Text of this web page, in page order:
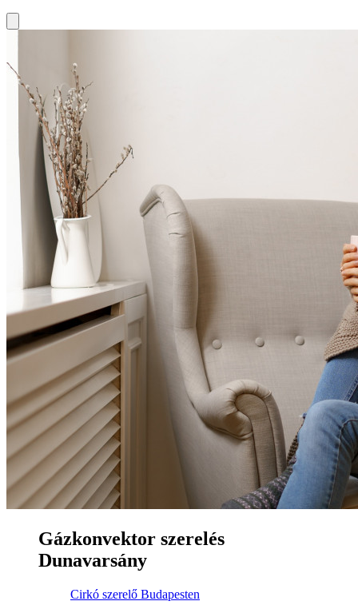
Gázkonvektor szerelés
Dunavarsány
Cirkó szerelő Budapesten